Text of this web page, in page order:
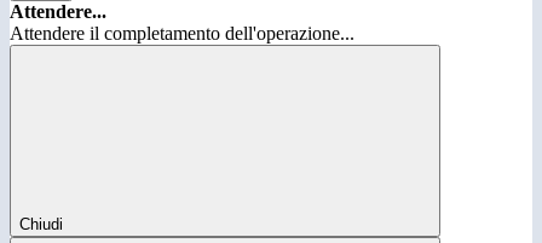
Attendere...
Attendere il completamento dell'operazione...
Chiudi